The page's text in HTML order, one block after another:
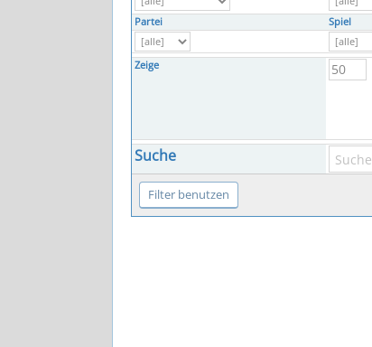
Partei Spiel
Zeige
Suche